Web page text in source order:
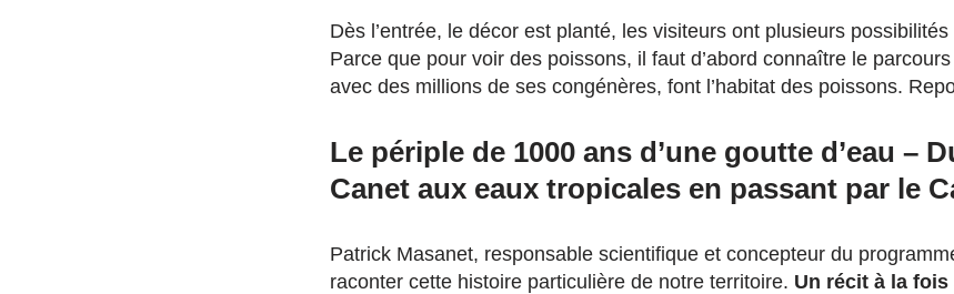
Dès l’entrée, le décor est planté, les visiteurs ont plusieurs
Parce que pour voir des poissons, il faut d’abord connaître le
avec des millions de ses congénères, font l’habitat des poissons.
Le périple de 1000 ans d’une goutte d’eau –
Canet aux eaux tropicales en passant par le
Patrick Masanet, responsable scientifique et concepteur du
raconter cette histoire particulière de notre territoire. Un récit à la